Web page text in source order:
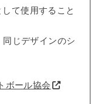
して使用すること
同じデザインのシ
ボール協会